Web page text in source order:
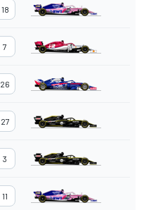
18
7
26
27
3
11